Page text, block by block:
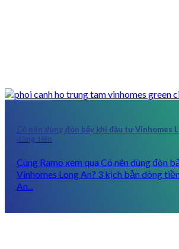
Có nên dùng đòn bẩy khi đầu tư Vinhomes
dòng tiền
Cùng Ramo xem qua Có nên dùng đòn
Vinhomes Long An? 3 kịch bản dòng
An...